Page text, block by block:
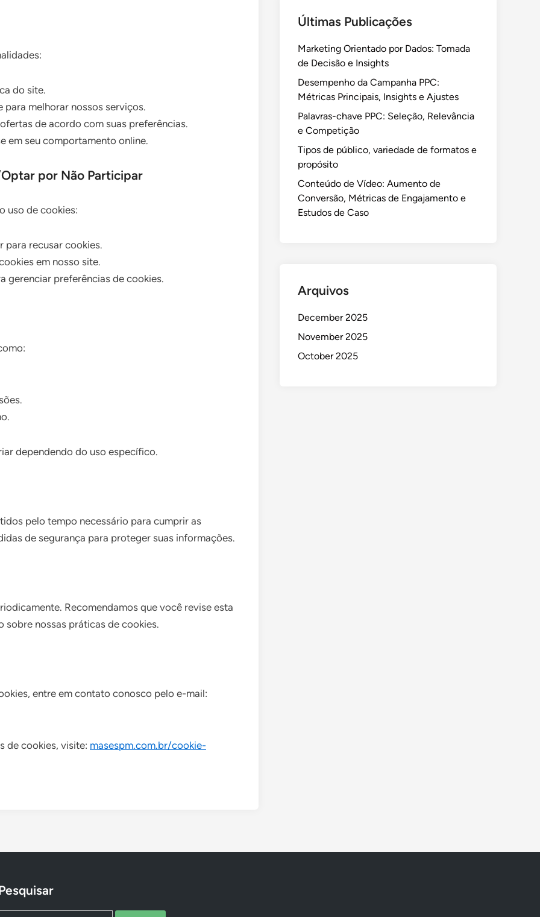
do site.
melhorar nossos serviços.
de acordo com suas preferências.
em seu comportamento online.
por Não Participar
uso de cookies:
para recusar cookies.
em nosso site.
gerenciar preferências de cookies.
dependendo do uso específico.
pelo tempo necessário para cumprir as
de segurança para proteger suas informações.
Recomendamos que você revise esta
sobre nossas práticas de cookies.
entre em contato conosco pelo e-mail:
de cookies, visite: masespm.com.br/cookie-
Últimas Publicações
Marketing Orientado por Dados: Tomada
de Decisão e Insights
Desempenho da Campanha PPC:
Métricas Principais, Insights e Ajustes
Palavras-chave PPC: Seleção, Relevância
e Competição
Tipos de público, variedade de formatos e
propósito
Conteúdo de Vídeo: Aumento de
Conversão, Métricas de Engajamento e
Estudos de Caso
Arquivos
December 2025
November 2025
October 2025